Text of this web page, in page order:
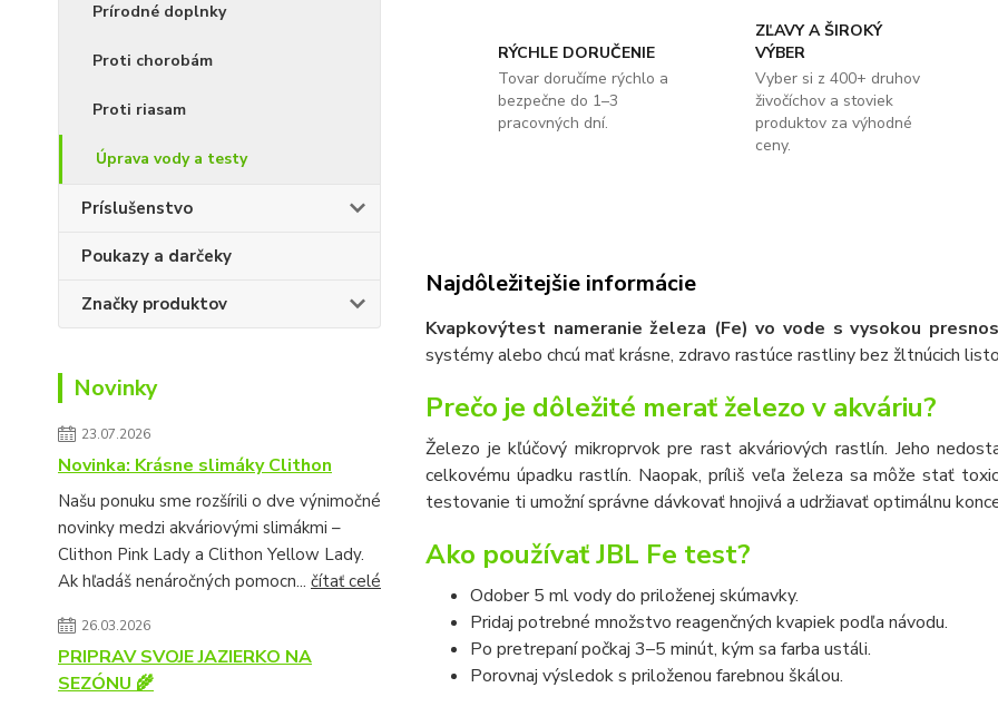
Prírodné doplnky
Proti chorobám
Proti riasam
Úprava vody a testy
Príslušenstvo
Poukazy a darčeky
Značky produktov
Novinky
23.07.2026
Novinka: Krásne slimáky Clithon
Našu ponuku sme rozšírili o dve výnimočné
novinky medzi akváriovými slimákmi –
Clithon Pink Lady a Clithon Yellow Lady.
Ak hľadáš nenáročných pomocn... čítať celé
26.03.2026
PRIPRAV SVOJE JAZIERKO NA
SEZÓNU 🌾
RÝCHLE DORUČENIE
Tovar doručíme rýchlo a
bezpečne do 1–3
pracovných dní.
ZĽAVY A ŠIROKÝ
VÝBER
Vyber si z 400+ druhov
živočíchov a stoviek
produktov za výhodné
ceny.
Najdôležitejšie informácie
Kvapkovýtest nameranie železa (Fe) vo vode s vysokou
systémy alebo chcú mať krásne, zdravo rastúce rastliny bez žltnúcich
Prečo je dôležité merať železo v akváriu?
Železo je kľúčový mikroprvok pre rast akváriových rastlín. Jeho
celkovému úpadku rastlín. Naopak, príliš veľa železa sa môže stať
testovanie ti umožní správne dávkovať hnojivá a udržiavať optimálnu
Ako používať JBL Fe test?
Odober 5 ml vody do priloženej skúmavky.
Pridaj potrebné množstvo reagenčných kvapiek podľa návodu.
Po pretrepaní počkaj 3–5 minút, kým sa farba ustáli.
Porovnaj výsledok s priloženou farebnou škálou.